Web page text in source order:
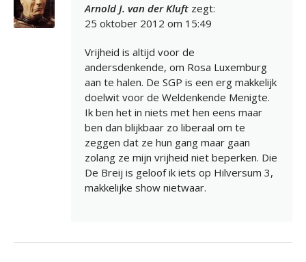
Arnold J. van der Kluft zegt:
25 oktober 2012 om 15:49
Vrijheid is altijd voor de
andersdenkende, om Rosa Luxemburg
aan te halen. De SGP is een erg makkelijk
doelwit voor de Weldenkende Menigte.
Ik ben het in niets met hen eens maar
ben dan blijkbaar zo liberaal om te
zeggen dat ze hun gang maar gaan
zolang ze mijn vrijheid niet beperken. Die
De Breij is geloof ik iets op Hilversum 3,
makkelijke show nietwaar.